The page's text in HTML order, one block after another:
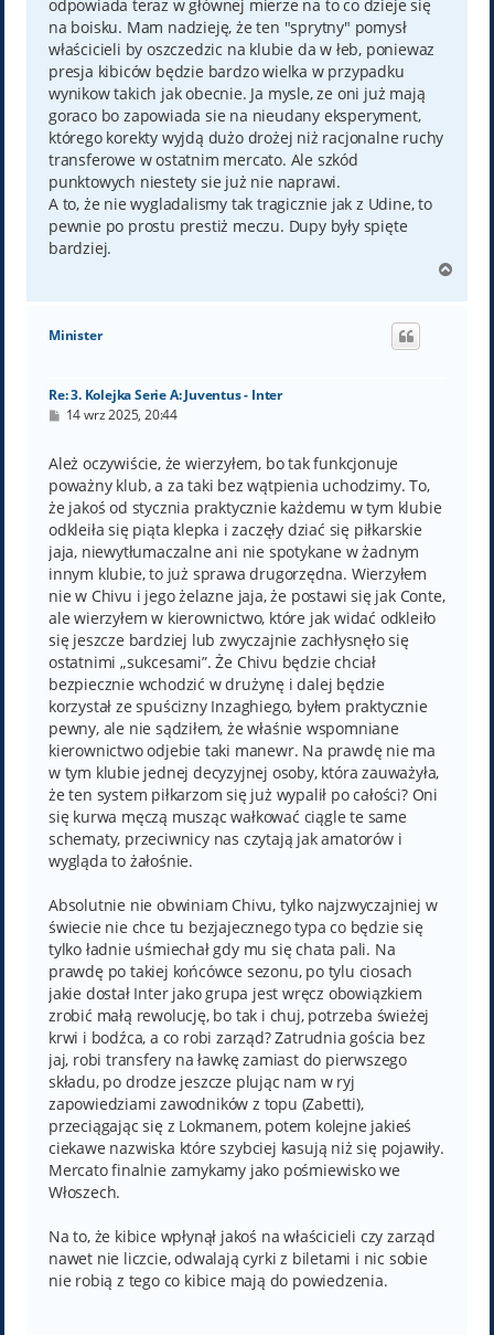
odpowiada teraz w głównej mierze na to co dzieje się
na boisku. Mam nadzieję, że ten "sprytny" pomysł
właścicieli by oszczedzic na klubie da w łeb, poniewaz
presja kibiców będzie bardzo wielka w przypadku
wynikow takich jak obecnie. Ja mysle, ze oni już mają
goraco bo zapowiada sie na nieudany eksperyment,
którego korekty wyjdą dużo drożej niż racjonalne ruchy
transferowe w ostatnim mercato. Ale szkód
punktowych niestety sie już nie naprawi.
A to, że nie wygladalismy tak tragicznie jak z Udine, to
pewnie po prostu prestiż meczu. Dupy były spięte
bardziej.
g
Minister
Re: 3. Kolejka Serie A: Juventus - Inter
P
t
14 wrz 2025, 20:44
Ależ oczywiście, że wierzyłem, bo tak funkcjonuje
poważny klub, a za taki bez wątpienia uchodzimy. To,
że jakoś od stycznia praktycznie każdemu w tym klubie
odkleiła się piąta klepka i zaczęły dziać się piłkarskie
jaja, niewytłumaczalne ani nie spotykane w żadnym
innym klubie, to już sprawa drugorzędna. Wierzyłem
nie w Chivu i jego żelazne jaja, że postawi się jak Conte,
ale wierzyłem w kierownictwo, które jak widać odkleiło
się jeszcze bardziej lub zwyczajnie zachłysnęło się
ostatnimi „sukcesami”. Że Chivu będzie chciał
bezpiecznie wchodzić w drużynę i dalej będzie
korzystał ze spuścizny Inzaghiego, byłem praktycznie
pewny, ale nie sądziłem, że właśnie wspomniane
kierownictwo odjebie taki manewr. Na prawdę nie ma
w tym klubie jednej decyzyjnej osoby, która zauważyła,
że ten system piłkarzom się już wypalił po całości? Oni
się kurwa męczą musząc wałkować ciągle te same
schematy, przeciwnicy nas czytają jak amatorów i
wygląda to żałośnie.
Absolutnie nie obwiniam Chivu, tylko najzwyczajniej w
świecie nie chce tu bezjajecznego typa co będzie się
tylko ładnie uśmiechał gdy mu się chata pali. Na
prawdę po takiej końcówce sezonu, po tylu ciosach
jakie dostał Inter jako grupa jest wręcz obowiązkiem
zrobić małą rewolucję, bo tak i chuj, potrzeba świeżej
krwi i bodźca, a co robi zarząd? Zatrudnia gościa bez
jaj, robi transfery na ławkę zamiast do pierwszego
składu, po drodze jeszcze plując nam w ryj
zapowiedziami zawodników z topu (Zabetti),
przeciągając się z Lokmanem, potem kolejne jakieś
ciekawe nazwiska które szybciej kasują niż się pojawiły.
Mercato finalnie zamykamy jako pośmiewisko we
Włoszech.
Na to, że kibice wpłynął jakoś na właścicieli czy zarząd
nawet nie liczcie, odwalają cyrki z biletami i nic sobie
nie robią z tego co kibice mają do powiedzenia.